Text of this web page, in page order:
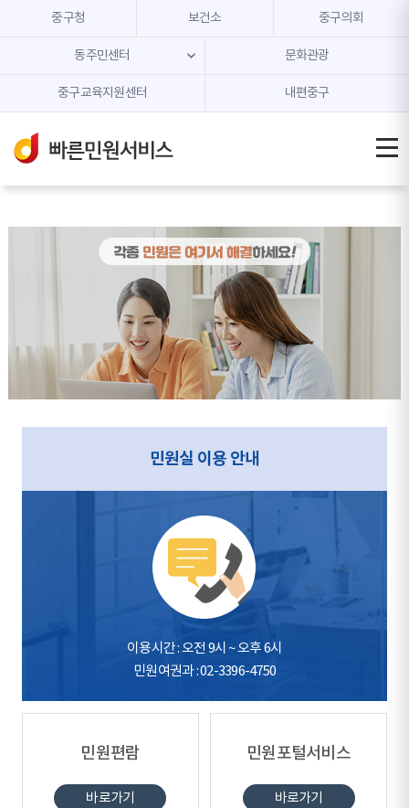
본문 내용 바로가기
주메뉴 바로가기
중구청 보건소 중구의회
동주민센터 문화관광
중구교육지원센터 내편중구
민원실 이용 안내
이용시간 : 오전 9시 ~ 오후 6시
민원여권과 : 02-3396-4750
민원편람
바로가기
민원포털서비스
바로가기